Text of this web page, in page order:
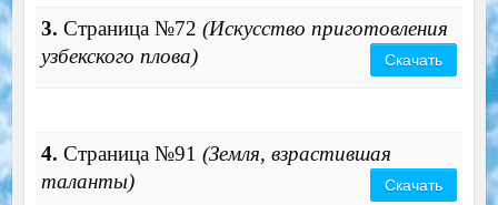
3. Страница №72 (Искусство приготовления
узбекского плова)
Скачать
4. Страница №91 (Земля, взрастившая
таланты)
Скачать